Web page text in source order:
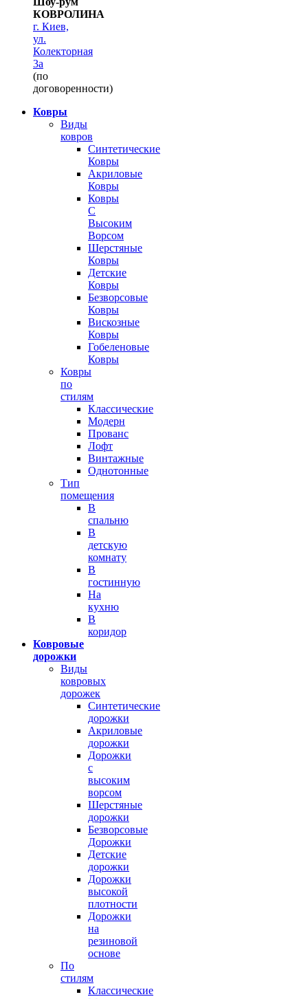
КОВРОЛИНА
г. Киев,
ул.
Колекторная
3а
(по
договоренности)
Ковры
Виды
ковров
Синтетические
Ковры
Акриловые
Ковры
Ковры
С
Высоким
Ворсом
Шерстяные
Ковры
Детские
Ковры
Безворсовые
Ковры
Вискозные
Ковры
Гобеленовые
Ковры
Ковры
по
стилям
Классические
Модерн
Прованс
Лофт
Винтажные
Однотонные
Тип
помещения
В
спальню
В
детскую
комнату
В
гостинную
На
кухню
В
коридор
Ковровые
дорожки
Виды
ковровых
дорожек
Синтетические
дорожки
Акриловые
дорожки
Дорожки
с
высоким
ворсом
Шерстяные
дорожки
Безворсовые
Дорожки
Детские
дорожки
Дорожки
высокой
плотности
Дорожки
на
резиновой
основе
По
стилям
Классические